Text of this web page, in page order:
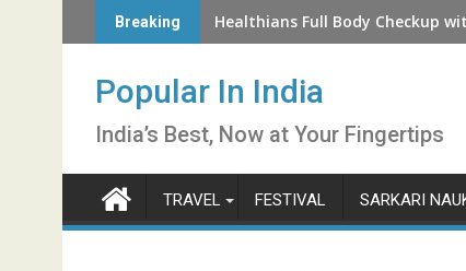
to
Breaking How to Check LIC Unclaimed
Popular In India
India’s Best, Now at Your Fingertips
TRAVEL FESTIVAL SARKARI